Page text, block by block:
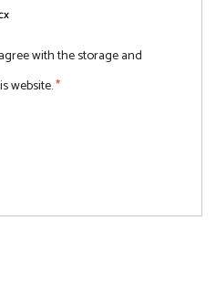
with the storage and
website.*